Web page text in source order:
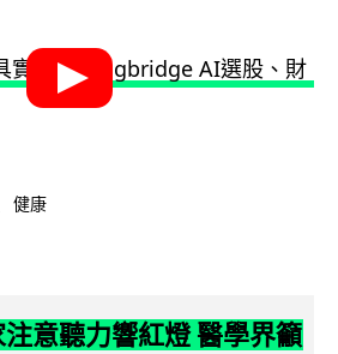
健康
意聽力響紅燈 醫學界籲